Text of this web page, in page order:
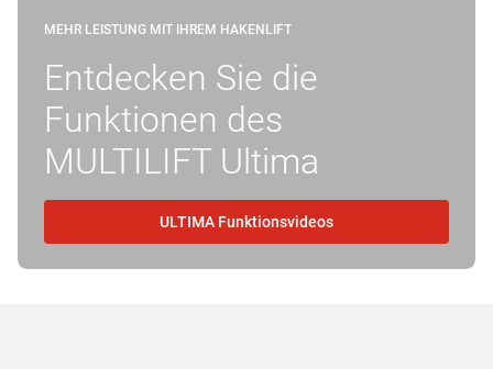
MEHR LEISTUNG MIT IHREM HAKENLIFT
Entdecken Sie die
Funktionen des
MULTILIFT Ultima
ULTIMA Funktionsvideos